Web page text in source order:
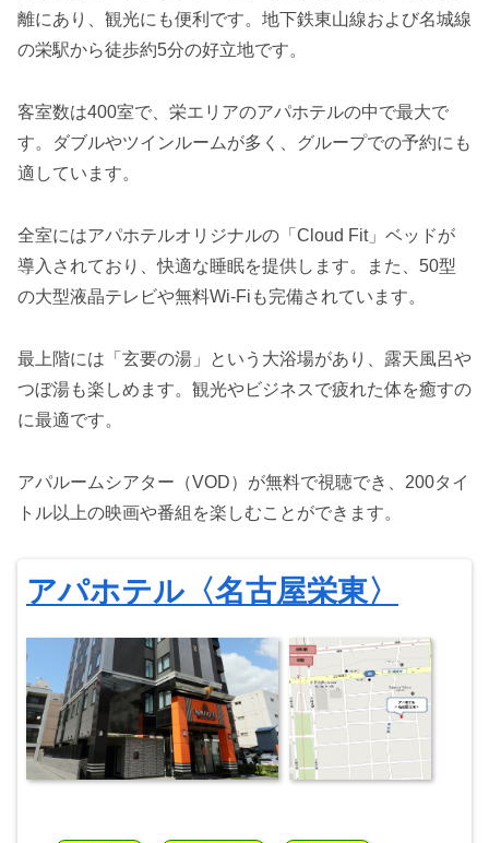
離にあり、観光にも便利です。地下鉄東山線および名城線
の栄駅から徒歩約5分の好立地です。
客室数は400室で、栄エリアのアパホテルの中で最大で
す。ダブルやツインルームが多く、グループでの予約にも
適しています。
全室にはアパホテルオリジナルの「Cloud Fit」ベッドが
導入されており、快適な睡眠を提供します。また、50型
の大型液晶テレビや無料Wi-Fiも完備されています。
最上階には「玄要の湯」という大浴場があり、露天風呂や
つぼ湯も楽しめます。観光やビジネスで疲れた体を癒すの
に最適です。
アパルームシアター（VOD）が無料で視聴でき、200タイ
トル以上の映画や番組を楽しむことができます。
アパホテル〈名古屋栄東〉